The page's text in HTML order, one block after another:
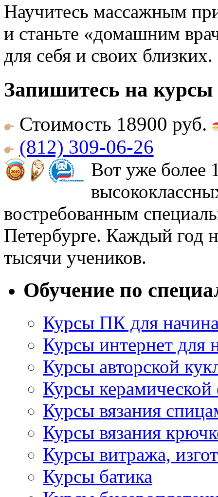
Научитесь массажным
и станьте «домашним
для себя и своих близких.
Запишитесь на курсы
Стоимость 18900 руб.
(812) 309-06-26
Вот уже более
востребованным
Петербурге. Каждый год
тысячи учеников.
Обучение по
Курсы ПК для
Курсы интернет для
Курсы авторской
Курсы
Курсы вязания
Курсы вязания
Курсы витража,
Курсы батика